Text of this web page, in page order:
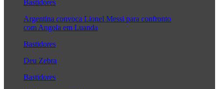
Bastidores
Argentina convoca Lionel Messi para confronto
com Angola em Luanda
Bastidores
Deu Zebra
Bastidores